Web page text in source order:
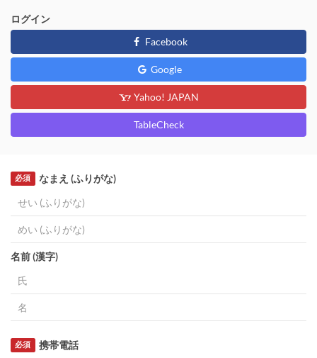
ログイン
Facebook
Google
Yahoo! JAPAN
TableCheck
なまえ (ふりがな)
必須
名前 (漢字)
携帯電話
必須